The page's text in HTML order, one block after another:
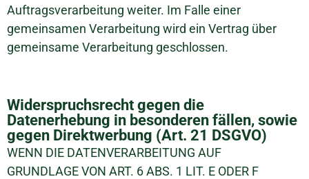
Auftragsverarbeitung weiter. Im Falle einer
gemeinsamen Verarbeitung wird ein Vertrag über
gemeinsame Verarbeitung geschlossen.
Widerspruchsrecht gegen die
Datenerhebung in besonderen fällen, sowie
gegen Direktwerbung (Art. 21 DSGVO)
WENN DIE DATENVERARBEITUNG AUF
GRUNDLAGE VON ART. 6 ABS. 1 LIT. E ODER F